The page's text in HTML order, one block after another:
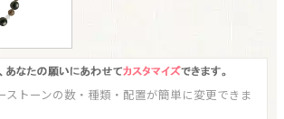
ストーンの数・種類・配置が簡単に変更できま